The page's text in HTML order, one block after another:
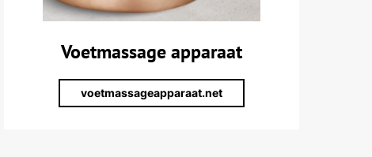
Voetmassage apparaat
voetmassageapparaat.net